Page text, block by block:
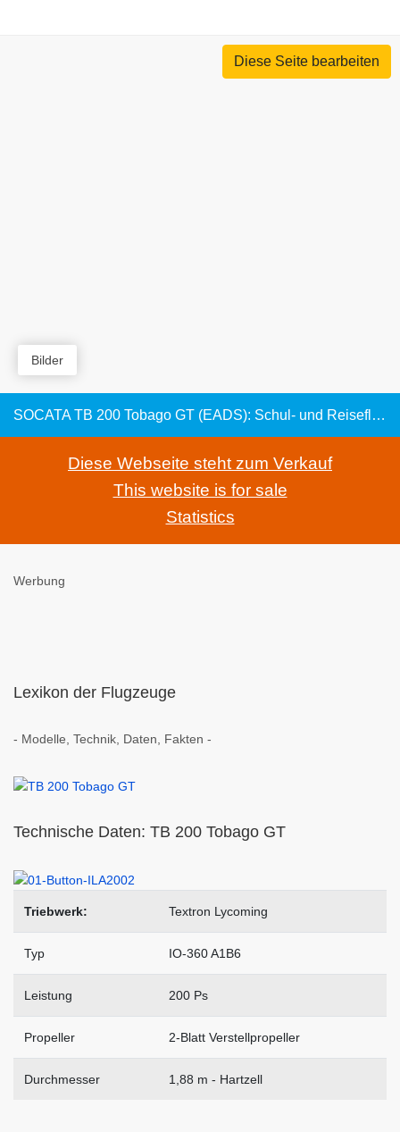
Diese Seite bearbeiten
Bilder
SOCATA TB 200 Tobago GT (EADS): Schul- und Reiseflugzeug
Diese Webseite steht zum Verkauf
This website is for sale
Statistics
Werbung
Lexikon der Flugzeuge
- Modelle, Technik, Daten, Fakten -
Technische Daten: TB 200 Tobago GT
Triebwerk: Textron Lycoming
Typ IO-360 A1B6
Leistung 200 Ps
Propeller 2-Blatt Verstellpropeller
Durchmesser 1,88 m - Hartzell